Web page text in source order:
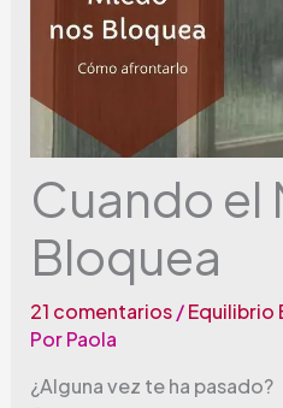
Cuando el
Bloquea
21 comentarios /Equilibrio
PorPaola
¿Alguna vez te ha pasado?